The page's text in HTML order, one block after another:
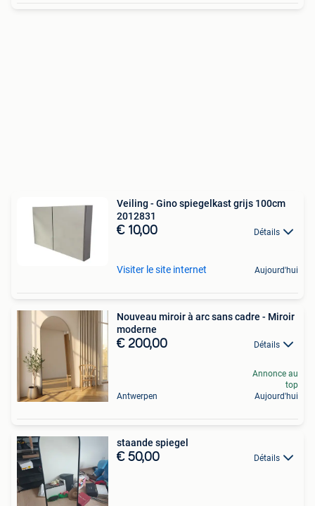
Veiling - Gino spiegelkast grijs 100cm
2012831
€ 10,00 Détails
Visiter le site internet Aujourd'hui
Nouveau miroir à arc sans cadre - Miroir
moderne
€ 200,00 Détails
Antwerpen
Annonce au
top
Aujourd'hui
staande spiegel
€ 50,00 Détails